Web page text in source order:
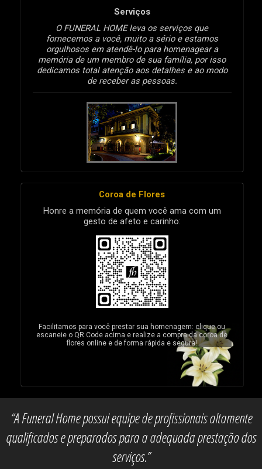
Serviços
O FUNERAL HOME leva os serviços que
fornecemos a você, muito a sério e estamos
orgulhosos em atendê-lo para homenagear a
memória de um membro de sua família, por isso
dedicamos total atenção aos detalhes e ao modo
de receber as pessoas.
Coroa de Flores
Honre a memória de quem você ama com um
gesto de afeto e carinho:
Facilitamos para você prestar sua homenagem: clique ou
escaneie o QR Code acima e realize a compra da coroa de
flores online e de forma rápida e segura!
“A Funeral Home possui equipe de profissionais altamente
qualificados e preparados para a adequada prestação dos
serviços.”